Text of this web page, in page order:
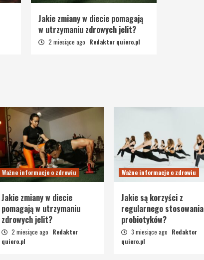
Jakie zmiany w diecie pomagają
w utrzymaniu zdrowych jelit?
2 miesiące ago Redaktor quiero.pl
Ważne informacje o zdrowiu
Jakie zmiany w diecie
pomagają w utrzymaniu
zdrowych jelit?
2 miesiące ago Redaktor
quiero.pl
Ważne informacje o zdrowiu
Jakie są korzyści z
regularnego stosowania
probiotyków?
3 miesiące ago Redaktor
quiero.pl